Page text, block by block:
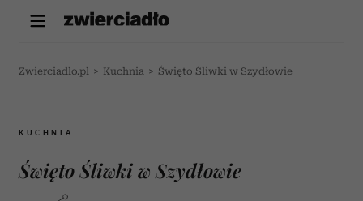
Zwierciadlo.pl > Kuchnia > Święto Śliwki w Szydłowie
KUCHNIA
Święto Śliwki w Szydłowie